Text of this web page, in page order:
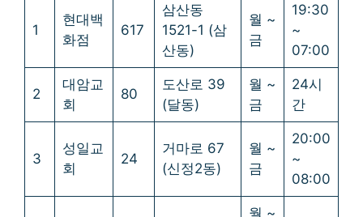
1
현대백
화점
617
삼산동
1521-1 (삼
산동)
월 ~
금
19:30
~
07:00
2
대암교
회
80
도산로 39
(달동)
월 ~
금
24시
간
3
성일교
회
24
거마로 67
(신정2동)
월 ~
금
20:00
~
08:00
월 ~